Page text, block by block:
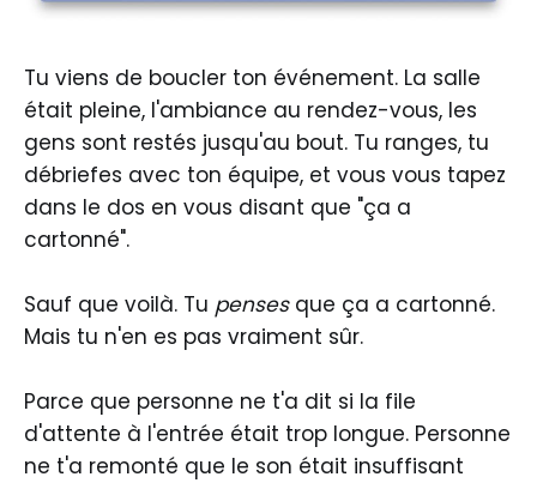
Tu viens de boucler ton événement. La salle
était pleine, l'ambiance au rendez-vous, les
gens sont restés jusqu'au bout. Tu ranges, tu
débriefes avec ton équipe, et vous vous tapez
dans le dos en vous disant que "ça a
cartonné".
Sauf que voilà. Tu pensesque ça a cartonné.
Mais tu n'en es pas vraiment sûr.
Parce que personne ne t'a dit si la file
d'attente à l'entrée était trop longue. Personne
ne t'a remonté que le son était insuffisant